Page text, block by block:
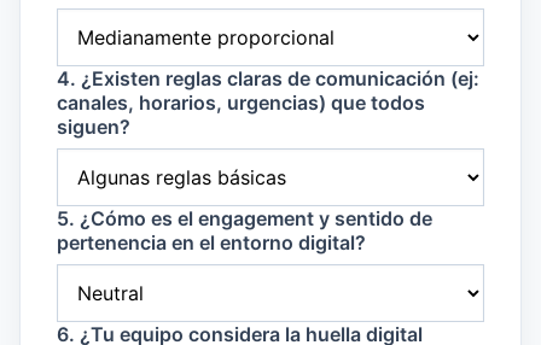
4. ¿Existen reglas claras de comunicación (ej:
canales, horarios, urgencias) que todos
siguen?
5. ¿Cómo es el engagement y sentido de
pertenencia en el entorno digital?
6. ¿Tu equipo considera la huella digital